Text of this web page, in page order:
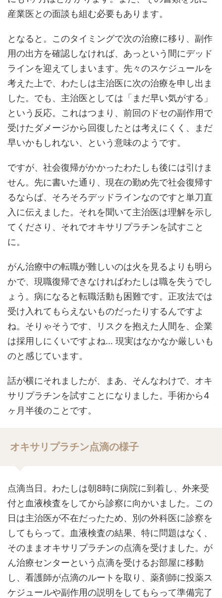
産業医との面談も組む必要もあります。
となると。このタイミングで次の治療に移り、副作
用の出方を確認しなければ、あっという間にデッド
ラインを迎えてしまいます。先々のスケジュールを
考えた上で、わたしは主治医に次の治療を申し出ま
した。でも、主治医としては「まだ早い気がする」
という反応。これはつまり、前回のドセの副作用で
受けたダメージから回復したとは考えにくく、まだ
早いかもしれない、という意味のようです。
ですが、社会復帰がかかったわたしも後には引けま
せん。先に書いた通り、現在の勤め先で社会復帰す
るならば、そろそろデッドラインなのですと単刀直
入に伝えました。それを聞いて主治医は理解を示し
てくださり、それでオキサリプラチンを試すこと
に。
がん治療中の転職が難しいのは火を見るよりも明ら
かで、現職復帰できなければわたしは職を失うでし
ょう。病になると転職活動も困難です。正攻法では
受け入れてもらえないものだったりするんですよ
ね。そりゃそうです、リスクを抱えた人間を、企業
は採用しにくいですよね… 現実はなかなか厳しいも
のと感じています。
話が横にそれましたが、まあ、そんなわけで、オキ
サリプラチンを試すことになりました。手術から4
ヶ月半後のことです。
オキサリプラチン点滴の様子
点滴当日。わたしは朝8時に病院に到着し、外来受
付と血液検査をしてから診察に向かいました。この
日は主治医が不在だったため、別の外科医に診察を
してもらって。血液検査の結果、特に問題はなく、
そのままオキサリプラチンの点滴を受けました。が
ん治療センターという点滴を受けるお部屋に移動
し、看護師が点滴のルートを取り、薬剤師に投薬ス
ケジュールや副作用の説明をしてもらって準備完了